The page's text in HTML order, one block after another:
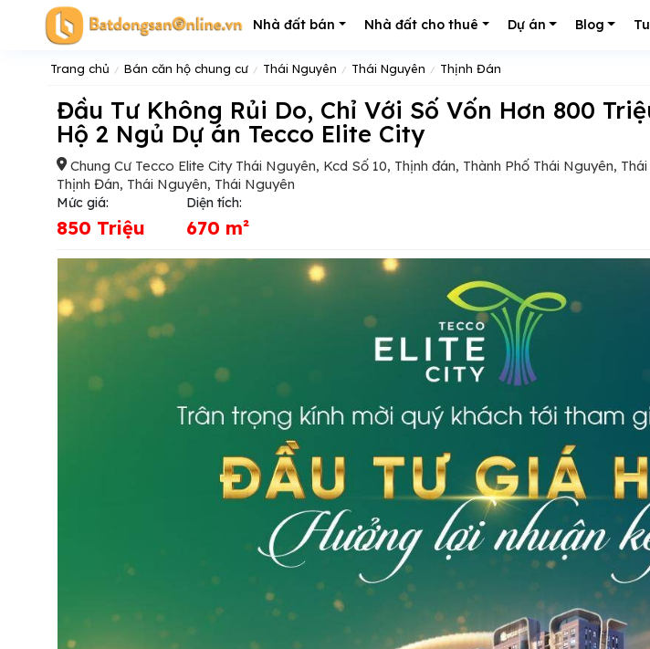
Nhà đất bán Nhà đất cho thuê Dự án Blog
Trang chủ Bán căn hộ chung cư Thái Nguyên Thái Nguyên Thịnh Đán
Đầu Tư Không Rủi Do, Chỉ Với Số Vốn Hơn 800 Triệu đồng, Sở Hữu Căn
Hộ 2 Ngủ Dự án Tecco Elite City
Chung Cư Tecco Elite City Thái Nguyên, Kcd Số 10, Thịnh đán, Thành Phố Thái Nguyên,
Thịnh Đán, Thái Nguyên, Thái Nguyên
Mức giá:
850 Triệu
Diện tích:
670 m²